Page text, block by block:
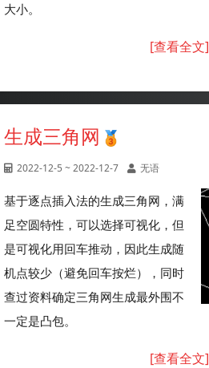
大小。
[查看全文]
生成三角网
2022-12-5 ~ 2022-12-7 无语
基于逐点插入法的生成三角网，满
足空圆特性，可以选择可视化，但
是可视化用回车推动，因此生成随
机点较少（避免回车按烂），同时
查过资料确定三角网生成最外围不
一定是凸包。
[查看全文]